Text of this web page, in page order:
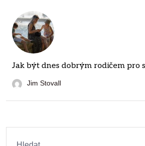
Jak být dnes dobrým rodičem pro
Jim Stovall